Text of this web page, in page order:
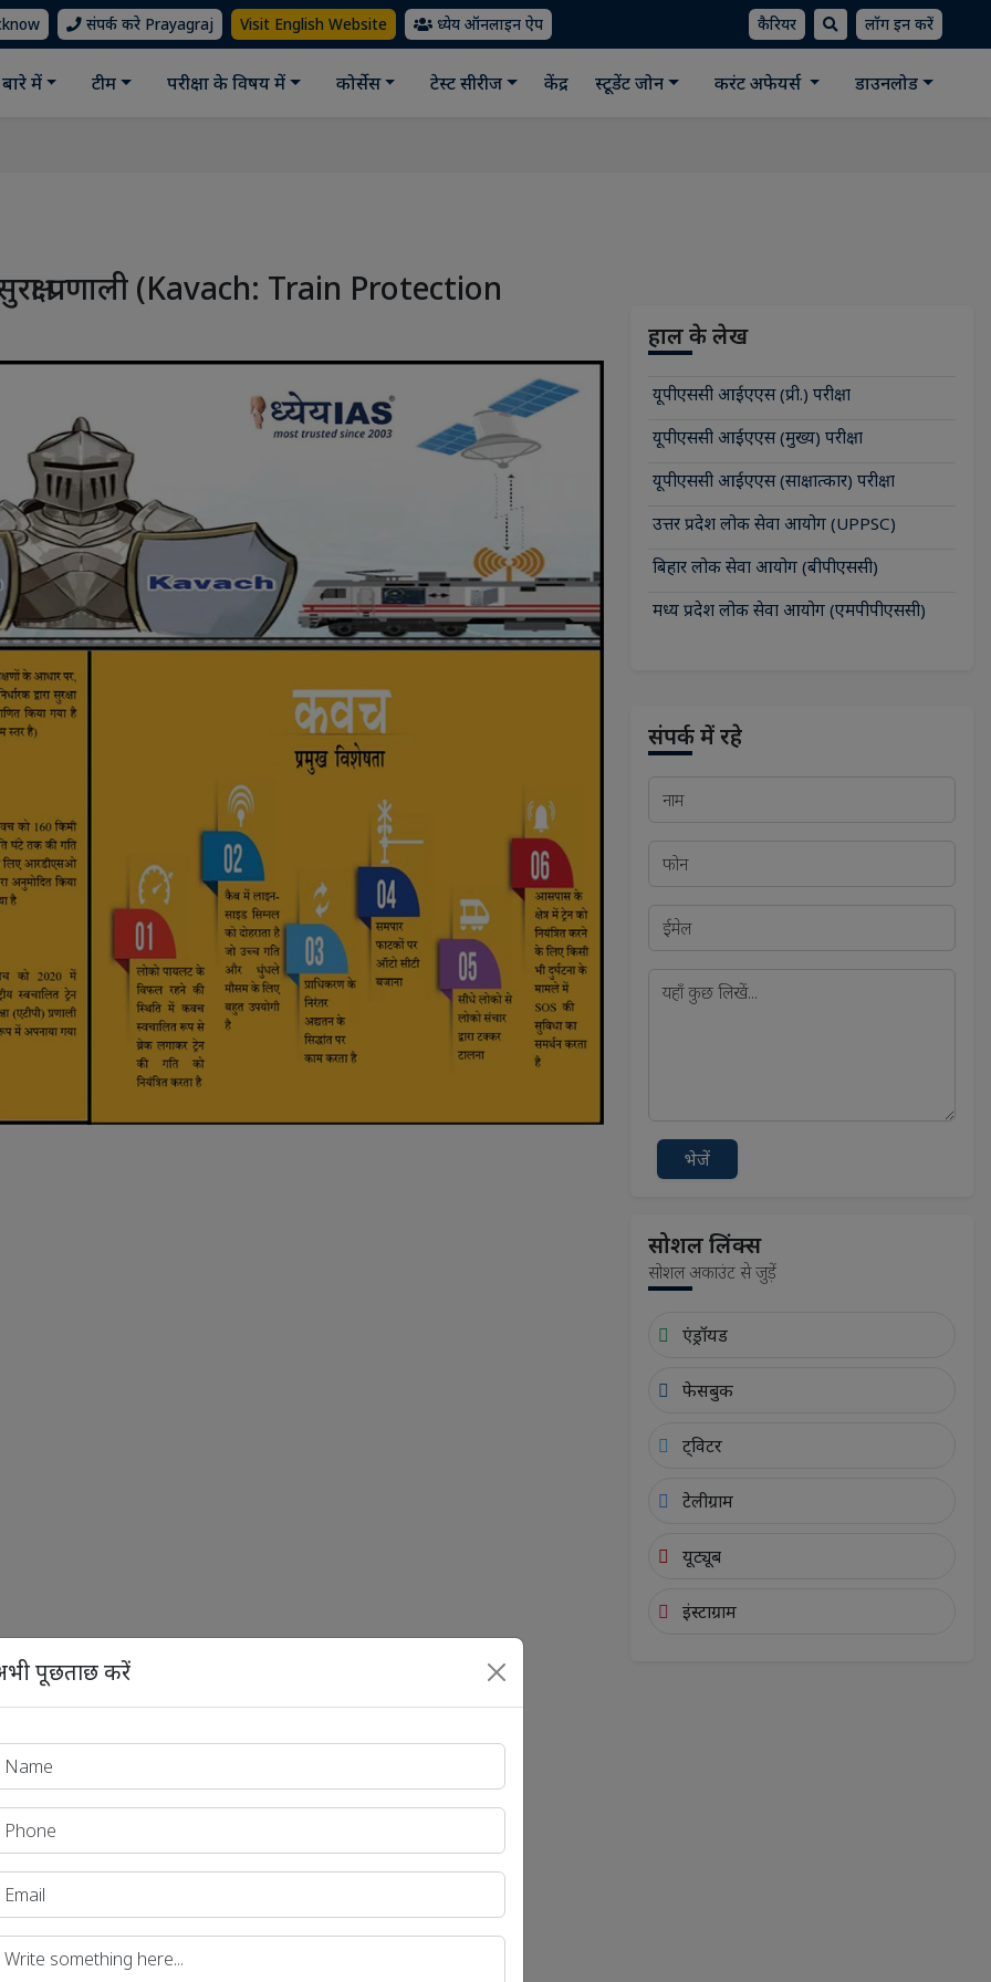
संपर्क करे Prayagraj Visit English Website ध्येय ऑनलाइन ऐप कैरियर लॉग इन करें
में टीम परीक्षा के विषय में कोर्सेस टेस्ट सीरीज केंद्र स्टूडेंट जोन करंट अफेयर्स डाउनलोड
प्रणाली (Kavach: Train Protection
हाल के लेख
यूपीएससी आईएएस (प्री.) परीक्षा
यूपीएससी आईएएस (मुख्य) परीक्षा
यूपीएससी आईएएस (साक्षात्कार) परीक्षा
उत्तर प्रदेश लोक सेवा आयोग (UPPSC)
बिहार लोक सेवा आयोग (बीपीएससी)
मध्य प्रदेश लोक सेवा आयोग (एमपीपीएससी)
संपर्क में रहे
भेजें
सोशल लिंक्स
सोशल अकाउंट से जुड़ें
एंड्रॉयड
फेसबुक
ट्विटर
टेलीग्राम
यूट्यूब
इंस्टाग्राम
पूछताछ करें